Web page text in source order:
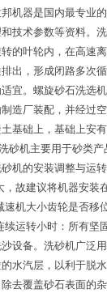
机器是国内最专
技术参数等资料。
的叶轮内，在高
出，形成闭路多
宜。螺旋砂石洗
造厂装配，并经
基础上，基础上安
砂机主要用于砂类
机的安装调整与
故建议将机器安
机大小齿轮是否
运转小时：所有坚
设备。洗砂机广
水汽层，以利于
去覆盖砂石表面